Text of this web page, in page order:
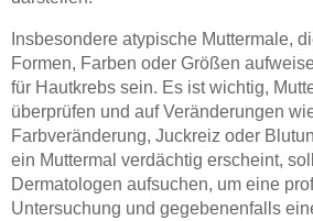
Insbesondere atypische Muttermale,
Formen, Farben oder Größen
für Hautkrebs sein. Es ist wichtig,
überprüfen und auf Veränderungen
Farbveränderung, Juckreiz oder
ein Muttermal verdächtig erscheint,
Dermatologen aufsuchen, um eine
Untersuchung und gegebenenfalls